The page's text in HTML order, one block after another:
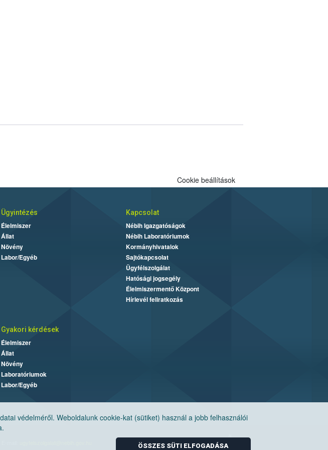
védelméről. Weboldalunk cookie-kat (sütiket) használ a jobb felhasználói
ÖSSZES SÜTI ELFOGADÁSA
Cookie beállítások
Ügyintézés
Élelmiszer
Állat
Növény
Labor/Egyéb
Kapcsolat
Nébih Igazgatóságok
Nébih Laboratóriumok
Kormányhivatalok
Sajtókapcsolat
Ügyfélszolgálat
Hatósági jogsegély
Élelmiszermentő Központ
Hírlevél feliratkozás
Gyakori kérdések
Élelmiszer
Állat
Növény
Laboratóriumok
Labor/Egyéb